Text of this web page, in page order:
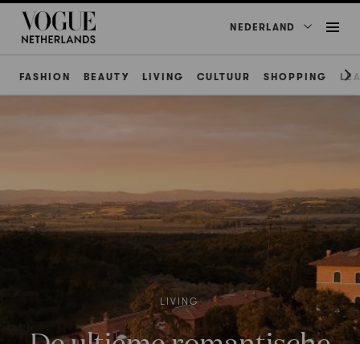
NEDERLAND
FASHION BEAUTY LIVING CULTUUR SHOPPING
LIVING